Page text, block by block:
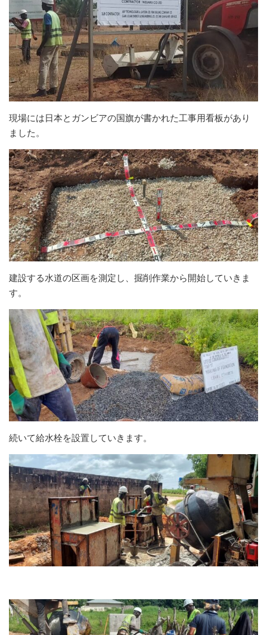
現場には日本とガンビアの国旗が書かれた工事用看板があり
ました。
建設する水道の区画を測定し、掘削作業から開始していきま
す。
続いて給水栓を設置していきます。